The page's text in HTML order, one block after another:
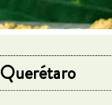
Querétaro